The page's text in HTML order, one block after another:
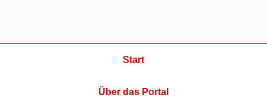
Start
Über das Portal